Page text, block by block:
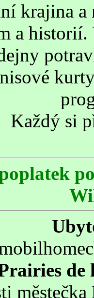
krajina
a
Každý si
městečka